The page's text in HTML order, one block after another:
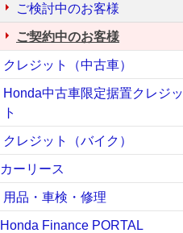
ご検討中のお客様
ご契約中のお客様
クレジット（中古車）
Honda中古車限定据置クレジッ
ト
クレジット（バイク）
カーリース
用品・車検・修理
Honda Finance PORTAL